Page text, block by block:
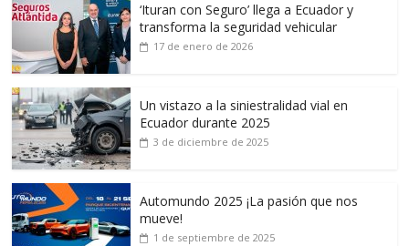
‘Ituran con Seguro’ llega a Ecuador y
transforma la seguridad vehicular
17 de enero de 2026
Un vistazo a la siniestralidad vial en
Ecuador durante 2025
3 de diciembre de 2025
Automundo 2025 ¡La pasión que nos
mueve!
1 de septiembre de 2025